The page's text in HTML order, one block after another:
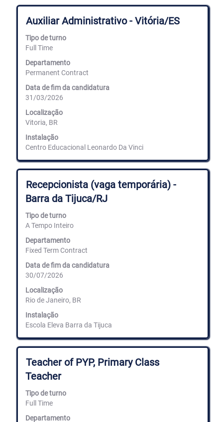
Título
Auxiliar Administrativo - Vitória/ES
Tipo de turno
Full Time
Departamento
Permanent Contract
Data de fim da candidatura
31/03/2026
Localização
Vitoria, BR
Instalação
Centro Educacional Leonardo Da Vinci
Selecione
com
a
barra
espaços
para
os
conteúdos
completos
da
informação
de
emprego.
Título
Recepcionista (vaga temporária) -
Barra da Tijuca/RJ
Tipo de turno
A Tempo Inteiro
Departamento
Fixed Term Contract
Data de fim da candidatura
30/07/2026
Localização
Rio de Janeiro, BR
Instalação
Escola Eleva Barra da Tijuca
Selecione
com
a
de
espaços
ver
os
conteúdos
completos
da
informação
de
Título
Teacher of PYP, Primary Class
Teacher
Tipo de turno
Full Time
Departamento
Selecione
com
de
espaços